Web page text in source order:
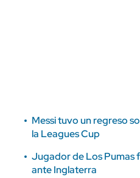
Messi tuvo un regreso
la Leagues Cup
Jugador de Los Pumas
ante Inglaterra